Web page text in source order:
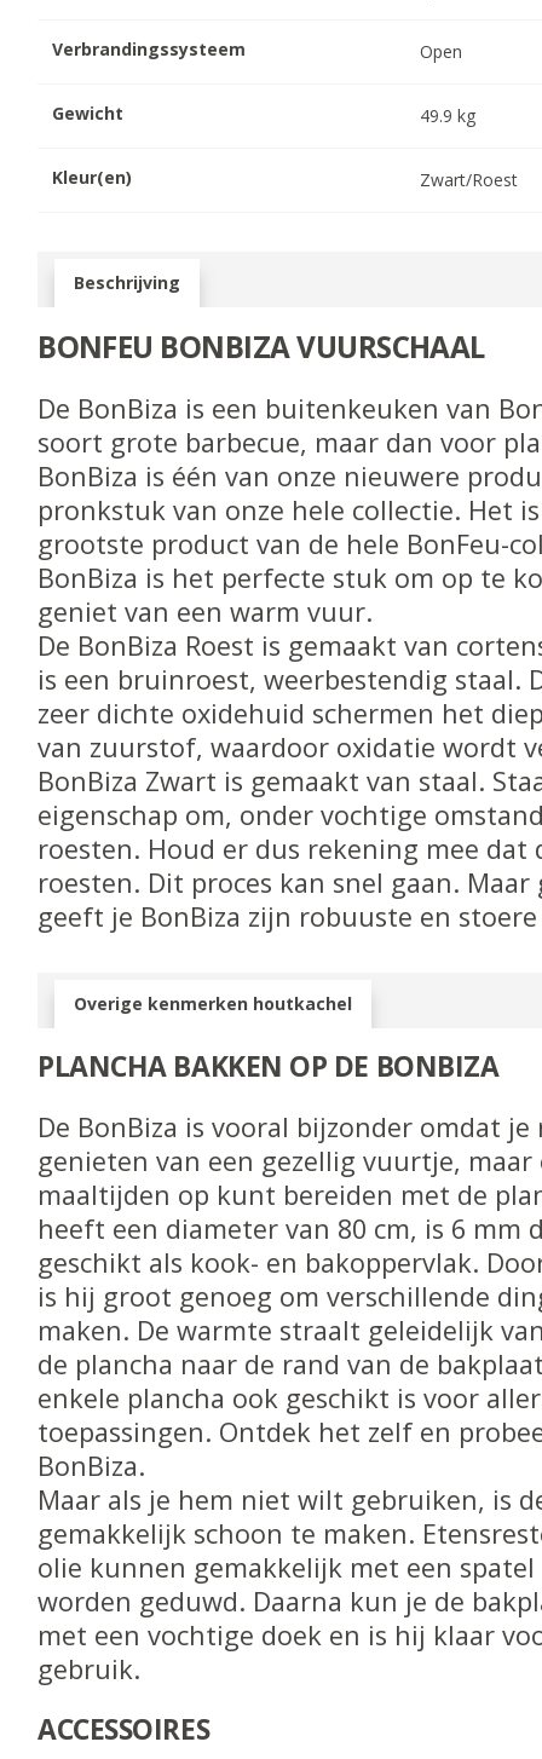
Verbrandingssysteem Open
Gewicht 49.9 kg
Kleur(en) Zwart/Roest
Beschrijving
BONFEU BONBIZA VUURSCHAAL
De BonBiza is een buitenkeuken van
soort grote barbecue, maar dan voor
BonBiza is één van onze nieuwere
pronkstuk van onze hele collectie. Het
grootste product van de hele BonFeu-
BonBiza is het perfecte stuk om op te
geniet van een warm vuur.
De BonBiza Roest is gemaakt van
is een bruinroest, weerbestendig staal.
zeer dichte oxidehuid schermen het
van zuurstof, waardoor oxidatie wordt
BonBiza Zwart is gemaakt van staal.
eigenschap om, onder vochtige
roesten. Houd er dus rekening mee dat
roesten. Dit proces kan snel gaan.
geeft je BonBiza zijn robuuste en
Overige kenmerken houtkachel
PLANCHA BAKKEN OP DE BONBIZA
De BonBiza is vooral bijzonder omdat
genieten van een gezellig vuurtje,
maaltijden op kunt bereiden met de
heeft een diameter van 80 cm, is 6 mm
geschikt als kook- en bakoppervlak.
is hij groot genoeg om verschillende
maken. De warmte straalt geleidelijk
de plancha naar de rand van de
enkele plancha ook geschikt is voor
toepassingen. Ontdek het zelf en
BonBiza.
Maar als je hem niet wilt gebruiken, is
gemakkelijk schoon te maken.
olie kunnen gemakkelijk met een
worden geduwd. Daarna kun je de
met een vochtige doek en is hij klaar
gebruik.
ACCESSOIRES